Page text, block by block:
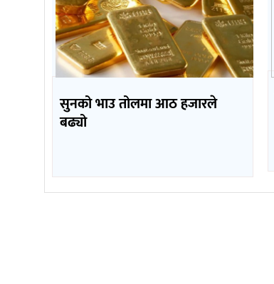
सुनको भाउ तोलमा आठ हजारले
बढ्यो